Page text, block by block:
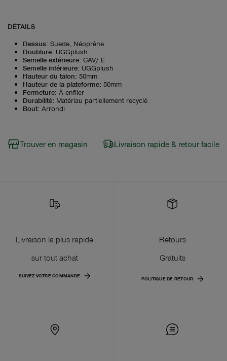
DÉTAILS
Dessus: Suede, Néoprène
Doublure: UGGplush
Semelle extérieure: CAV/ E
Semelle intérieure: UGGplush
Hauteur du talon: 50mm
Hauteur de la plateforme: 50mm
Fermeture: À enfiler
Durabilité: Matériau partiellement recyclé
Bout: Arrondi
Trouver en magasin Livraison rapide & retour facile
Livraison la plus rapide
sur tout achat
SUIVEZ VOTRE COMMANDE
Retours
Gratuits
POLITIQUE DE RETOUR